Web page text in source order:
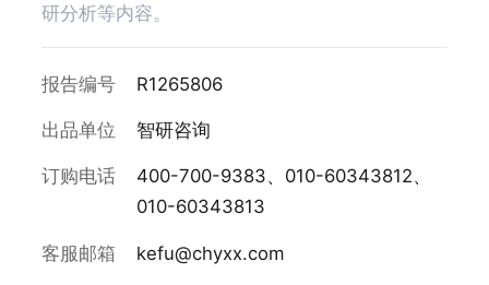
研分析等内容。
报告编号 R1265806
出品单位 智研咨询
订购电话
400-700-9383、010-60343812、
010-60343813
客服邮箱 kefu@chyxx.com